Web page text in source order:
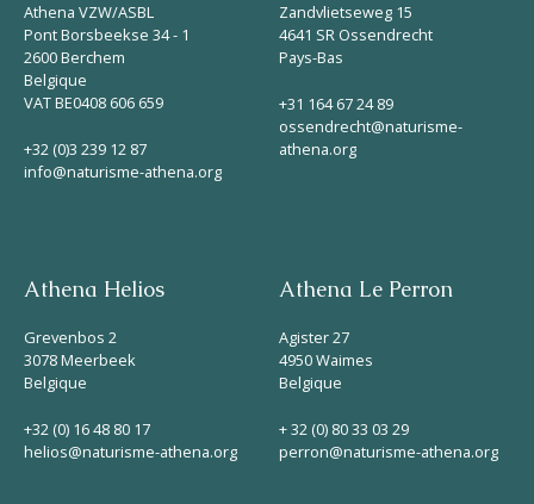
Athena VZW/ASBL
Pont Borsbeekse 34 - 1
2600 Berchem
Belgique
VAT BE0408 606 659
+32 (0)3 239 12 87
info@naturisme-athena.org
Zandvlietseweg 15
4641 SR Ossendrecht
Pays-Bas
+31 164 67 24 89
ossendrecht@naturisme-
athena.org
Athena Helios
Grevenbos 2
3078 Meerbeek
Belgique
+32 (0) 16 48 80 17
helios@naturisme-athena.org
Athena Le Perron
Agister 27
4950 Waimes
Belgique
+ 32 (0) 80 33 03 29
perron@naturisme-athena.org